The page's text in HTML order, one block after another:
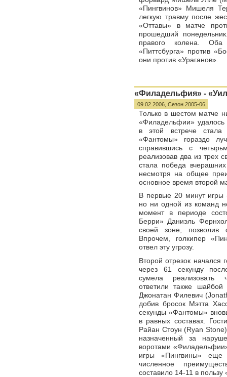
«Пингвинов» Мишеля
легкую травму после
«Оттавы» в матче
прошедший
правого колена. Оба
«Питтсбурга» против
они против «Ураганов».
«Филадельфия» -
09.02.2006, Сезон 2005-06
Только в шестом матче
«Филадельфии»
в этой встрече стала
«Фантомы» гораздо
справившись с
реализовав два из трех
стала победа
несмотря на общее
основное время второй
В первые 20 минут игры
но ни одной из команд
момент в периоде
Берри» Даниэль
своей зоне, позволив
Впрочем, голкипер
отвел эту угрозу.
Второй отрезок начался
через 61 секунду
сумела реализовать
ответили также
Джонатан Филевич
добив бросок Мэтта
секунды «Фантомы»
в равных составах.
Райан Стоун (Ryan
назначенный за
воротами
игры «Пингвины» еще
численное
составило 14-11 в пользу